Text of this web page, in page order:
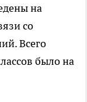
на
со
Всего
было на